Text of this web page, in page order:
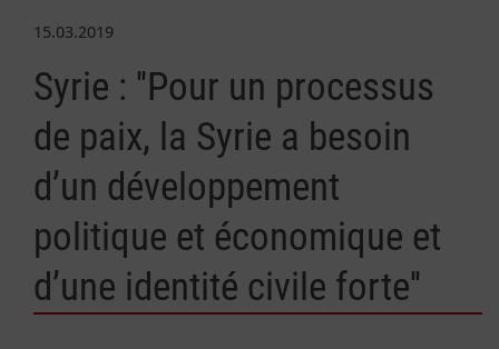
15.03.2019
Syrie : ''Pour un processus
de paix, la Syrie a besoin
d’un développement
politique et économique et
d’une identité civile forte''